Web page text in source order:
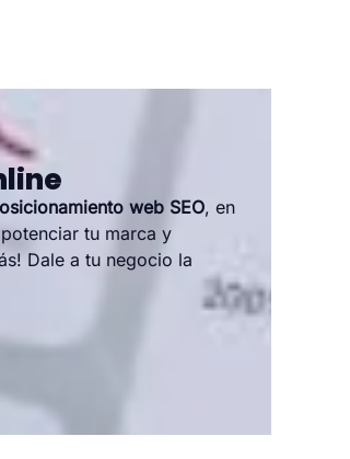
web SEO, en
tu marca y
Dale a tu negocio la